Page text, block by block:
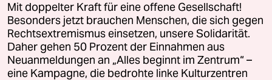
taz Blogs
taz FUTURZWEI
Le Monde diplomatique
Mit doppelter Kraft für eine offene Gesellschaft!
Besonders jetzt brauchen Menschen, die sich gegen
Rechtsextremismus einsetzen, unsere Solidarität.
Daher gehen 50 Prozent der Einnahmen aus
Neuanmeldungen an „Alles beginnt im Zentrum“ –
eine Kampagne, die bedrohte linke Kulturzentren